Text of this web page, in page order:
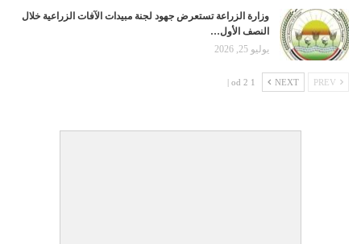
وزارة الزراعة تستعرض جهود لجنة مبيدات الآفات الزراعية خلال
النصف الأول…
يوليو 25, 2026
NEXT
1 od 2 |